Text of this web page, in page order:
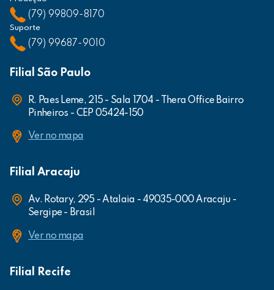
(79) 99809-8170
Suporte
(79) 99687-9010
Filial São Paulo
R. Paes Leme, 215 - Sala 1704 - Thera Office Bairro
Pinheiros - CEP 05424-150
Ver no mapa
Filial Aracaju
Av. Rotary, 295 - Atalaia - 49035-000 Aracaju -
Sergipe - Brasil
Ver no mapa
Filial Recife